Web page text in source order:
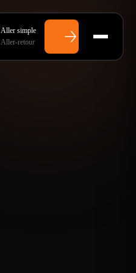
Aller simple
Aller-retour